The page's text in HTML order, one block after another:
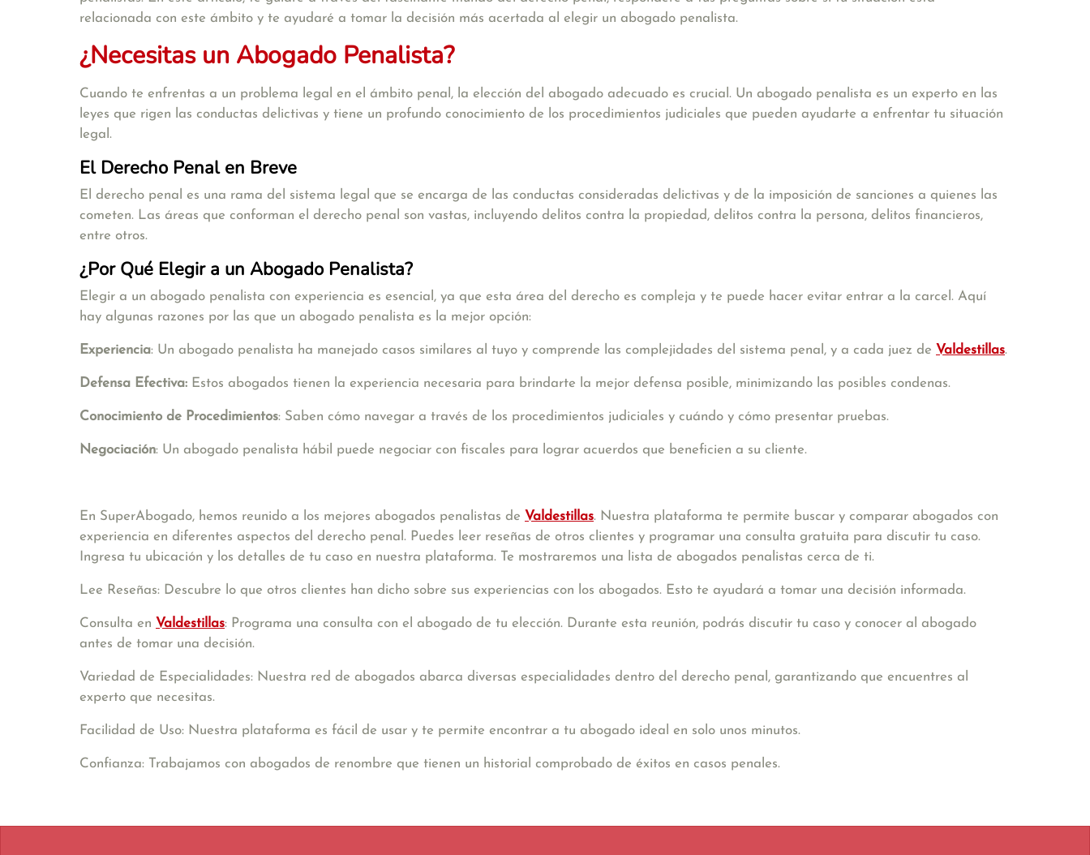
relacionada con este ámbito y te ayudaré a tomar la decisión más acertada al elegir un abogado penalista.
¿Necesitas un Abogado Penalista?
Cuando te enfrentas a un problema legal en el ámbito penal, la elección del abogado adecuado es crucial. Un abogado penalista es un experto en las
leyes que rigen las conductas delictivas y tiene un profundo conocimiento de los procedimientos judiciales que pueden ayudarte a enfrentar tu situación
legal.
El Derecho Penal en Breve
El derecho penal es una rama del sistema legal que se encarga de las conductas consideradas delictivas y de la imposición de sanciones a quienes las
cometen. Las áreas que conforman el derecho penal son vastas, incluyendo delitos contra la propiedad, delitos contra la persona, delitos financieros,
entre otros.
¿Por Qué Elegir a un Abogado Penalista?
Elegir a un abogado penalista con experiencia es esencial, ya que esta área del derecho es compleja y te puede hacer evitar entrar a la carcel. Aquí
hay algunas razones por las que un abogado penalista es la mejor opción:
Experiencia: Un abogado penalista ha manejado casos similares al tuyo y comprende las complejidades del sistema penal, y a cada juez de Valdestillas.
Defensa Efectiva: Estos abogados tienen la experiencia necesaria para brindarte la mejor defensa posible, minimizando las posibles condenas.
Conocimiento de Procedimientos: Saben cómo navegar a través de los procedimientos judiciales y cuándo y cómo presentar pruebas.
Negociación: Un abogado penalista hábil puede negociar con fiscales para lograr acuerdos que beneficien a su cliente.
En SuperAbogado, hemos reunido a los mejores abogados penalistas de Valdestillas. Nuestra plataforma te permite buscar y comparar abogados con
experiencia en diferentes aspectos del derecho penal. Puedes leer reseñas de otros clientes y programar una consulta gratuita para discutir tu caso.
Ingresa tu ubicación y los detalles de tu caso en nuestra plataforma. Te mostraremos una lista de abogados penalistas cerca de ti.
Lee Reseñas: Descubre lo que otros clientes han dicho sobre sus experiencias con los abogados. Esto te ayudará a tomar una decisión informada.
Consulta en Valdestillas: Programa una consulta con el abogado de tu elección. Durante esta reunión, podrás discutir tu caso y conocer al abogado
antes de tomar una decisión.
Variedad de Especialidades: Nuestra red de abogados abarca diversas especialidades dentro del derecho penal, garantizando que encuentres al
experto que necesitas.
Facilidad de Uso: Nuestra plataforma es fácil de usar y te permite encontrar a tu abogado ideal en solo unos minutos.
Confianza: Trabajamos con abogados de renombre que tienen un historial comprobado de éxitos en casos penales.